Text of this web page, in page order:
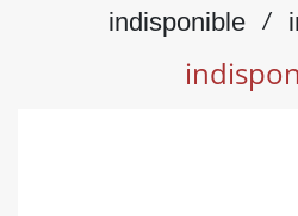
indisponible /